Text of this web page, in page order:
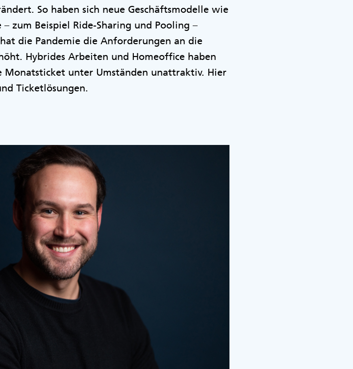
So haben sich neue Geschäftsmodelle wie
zum Beispiel Ride-Sharing und Pooling –
die Pandemie die Anforderungen an die
Hybrides Arbeiten und Homeoffice haben
Monatsticket unter Umständen unattraktiv. Hier
Ticketlösungen.